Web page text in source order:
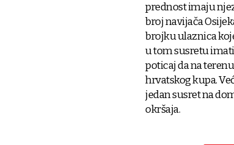
prednost imaju
broj navijača
brojku ulaznica
u tom susretu
poticaj da na
hrvatskog kupa.
jedan susret na
okršaja.